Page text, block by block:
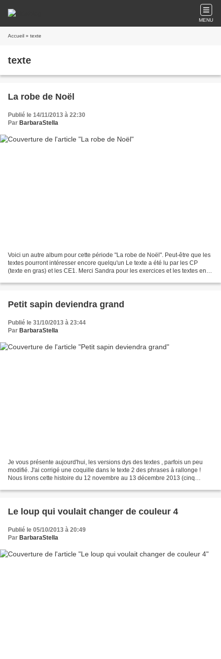
MENU
Accueil » texte
texte
La robe de Noël
Publié le 14/11/2013 à 22:30
Par BarbaraStella
Voici un autre album pour cette période "La robe de Noël". Peut-être que les
textes pourront intéresser encore quelqu'un Le texte a été lu par les CP
(texte en gras) et les CE1. Merci Sandra pour les exercices et les textes en
Petit sapin deviendra grand
Publié le 31/10/2013 à 23:44
Par BarbaraStella
Je vous présente aujourd'hui, les versions dys des textes , parfois un peu
modifié. J'ai corrigé une coquille dans le texte 2 des phrases à rallonge !
Nous lirons cette histoire du 12 novembre au 13 décembre 2013 (cinq
Le loup qui voulait changer de couleur 4
Publié le 05/10/2013 à 20:49
Par BarbaraStella